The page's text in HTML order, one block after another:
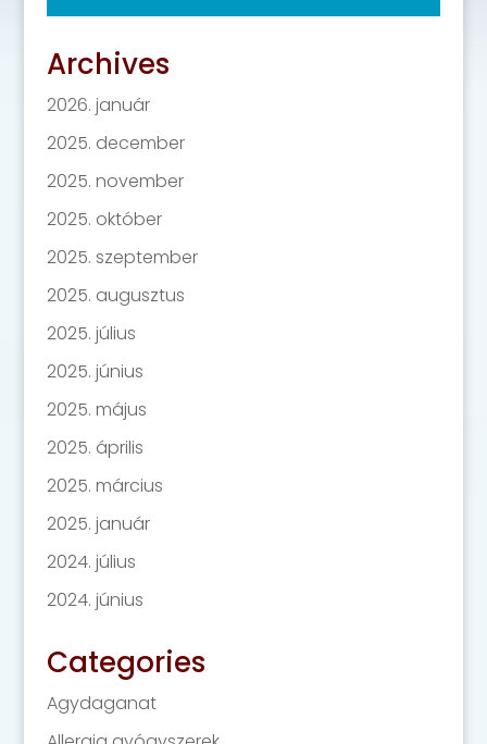
Archives
2026. január
2025. december
2025. november
2025. október
2025. szeptember
2025. augusztus
2025. július
2025. június
2025. május
2025. április
2025. március
2025. január
2024. július
2024. június
Categories
Agydaganat